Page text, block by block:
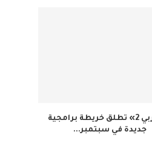
“العربي 2» تطلق خريطة برامجية
جديدة في سبتمبر...